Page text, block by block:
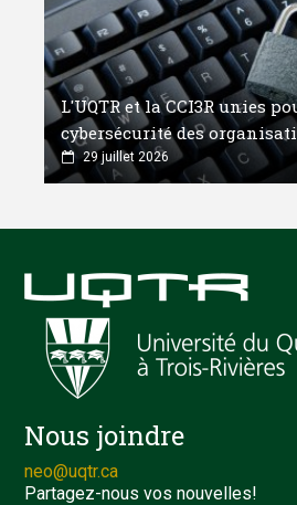
L'UQTR et la CCI3R unies
cybersécurité des
29 juillet 2026
Nous joindre
neo@uqtr.ca
Partagez-nous vos nouvelles!